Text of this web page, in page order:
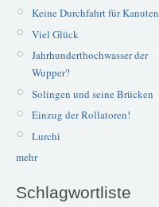
Keine Durchfahrt für Kanuten
Viel Glück
Jahrhunderthochwasser der
Wupper?
Solingen und seine Brücken
Einzug der Rollatoren!
Lurchi
mehr
Schlagwortliste